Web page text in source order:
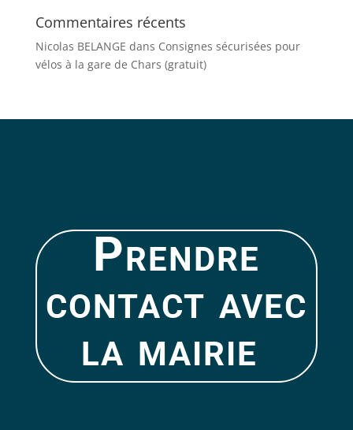
Commentaires récents
Nicolas BELANGE dans Consignes sécurisées pour
vélos à la gare de Chars (gratuit)
Prendre
contact avec
la mairie